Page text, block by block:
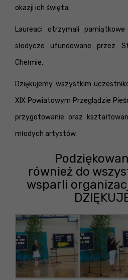
okazji ich święta.
Laureaci otrzymali
słodycze ufundowane przez
Chełmie.
Dziękujemy wszystkim
XIX Powiatowym Przeglądzie
przygotowanie oraz
młodych artystów.
również do
wsparli